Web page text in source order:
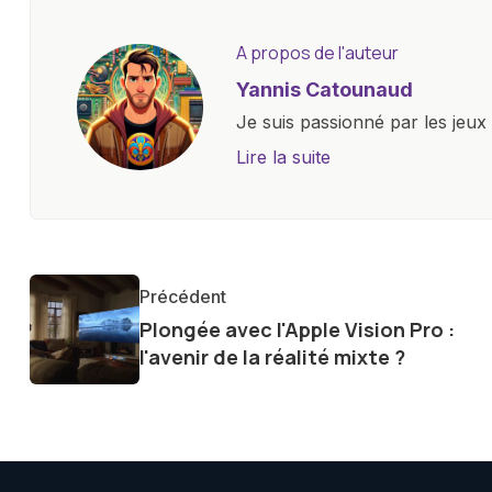
A propos de l'auteur
Yannis Catounaud
Je suis passionné par les
l'univers numérique m'a
communauté en ligne. Mon
de la technologie me
le futur numérique nous
Lire la suite
Précédent
Plongée avec l'Apple Vision Pro :
l'avenir de la réalité mixte ?